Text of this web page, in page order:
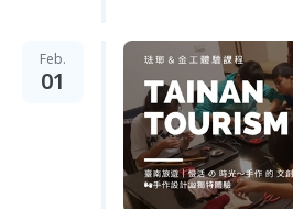
Feb.
01